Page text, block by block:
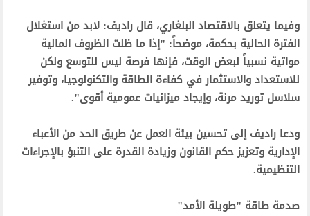
‫وفيما يتعلق بالاقتصاد البلغاري، قال راديف: لابد من استغلال
الفترة الحالية بحكمة، موضحاً: "إذا ما ظلت الظروف المالية
مواتية نسبياً لبعض الوقت، فإنها فرصة ليس للتوسع ولكن
للاستعداد والاستثمار في كفاءة الطاقة والتكنولوجيا، وتوفير
سلاسل توريد مرنة، وإيجاد ميزانيات عمومية أقوى".‬
‫ودعا راديف إلى تحسين بيئة العمل عن طريق الحد من الأعباء
الإدارية وتعزيز حكم القانون وزيادة القدرة على التنبؤ بالإجراءات
التنظيمية.‬
‫صدمة طاقة "طويلة الأمد"‬